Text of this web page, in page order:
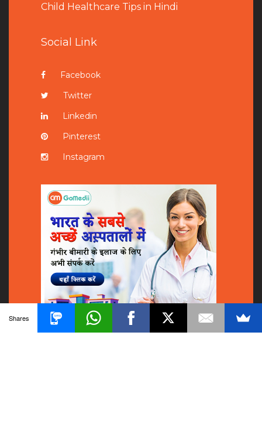
Child Healthcare Tips in Hindi
Social Link
Facebook
Twitter
Linkedin
Pinterest
Instagram
Shares